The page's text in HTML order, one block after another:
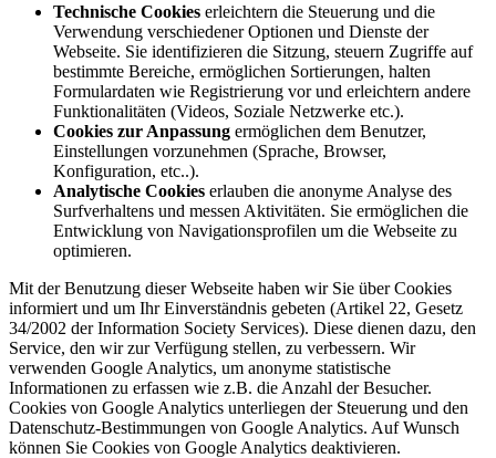
Technische Cookies erleichtern die Steuerung und die
Verwendung verschiedener Optionen und Dienste der
Webseite. Sie identifizieren die Sitzung, steuern Zugriffe auf
bestimmte Bereiche, ermöglichen Sortierungen, halten
Formulardaten wie Registrierung vor und erleichtern andere
Funktionalitäten (Videos, Soziale Netzwerke etc.).
Cookies zur Anpassung ermöglichen dem Benutzer,
Einstellungen vorzunehmen (Sprache, Browser,
Konfiguration, etc..).
Analytische Cookies erlauben die anonyme Analyse des
Surfverhaltens und messen Aktivitäten. Sie ermöglichen die
Entwicklung von Navigationsprofilen um die Webseite zu
optimieren.
Mit der Benutzung dieser Webseite haben wir Sie über Cookies
informiert und um Ihr Einverständnis gebeten (Artikel 22, Gesetz
34/2002 der Information Society Services). Diese dienen dazu, den
Service, den wir zur Verfügung stellen, zu verbessern. Wir
verwenden Google Analytics, um anonyme statistische
Informationen zu erfassen wie z.B. die Anzahl der Besucher.
Cookies von Google Analytics unterliegen der Steuerung und den
Datenschutz-Bestimmungen von Google Analytics. Auf Wunsch
können Sie Cookies von Google Analytics deaktivieren.